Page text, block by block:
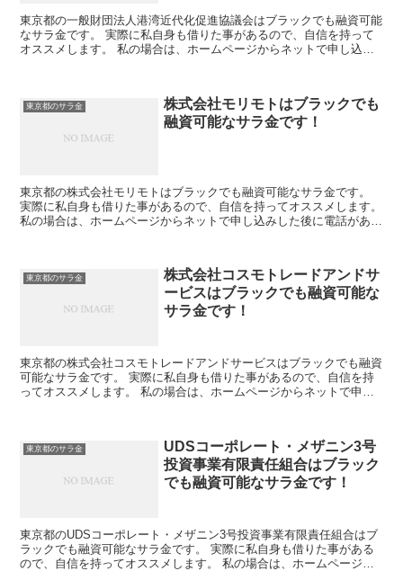
東京都の一般財団法人港湾近代化促進協議会はブラックでも融資可能
なサラ金です。 実際に私自身も借りた事があるので、自信を持って
オススメします。 私の場合は、ホームページからネットで申し込み
東京都のサラ金
株式会社モリモトはブラックでも
融資可能なサラ金です！
東京都の株式会社モリモトはブラックでも融資可能なサラ金です。
実際に私自身も借りた事があるので、自信を持ってオススメします。
私の場合は、ホームページからネットで申し込みした後に電話があ
東京都のサラ金
株式会社コスモトレードアンドサ
ービスはブラックでも融資可能な
サラ金です！
東京都の株式会社コスモトレードアンドサービスはブラックでも融資
可能なサラ金です。 実際に私自身も借りた事があるので、自信を持
ってオススメします。 私の場合は、ホームページからネットで申し
東京都のサラ金
UDSコーポレート・メザニン3号
投資事業有限責任組合はブラック
でも融資可能なサラ金です！
東京都のUDSコーポレート・メザニン3号投資事業有限責任組合はブ
ラックでも融資可能なサラ金です。 実際に私自身も借りた事がある
ので、自信を持ってオススメします。 私の場合は、ホームページか